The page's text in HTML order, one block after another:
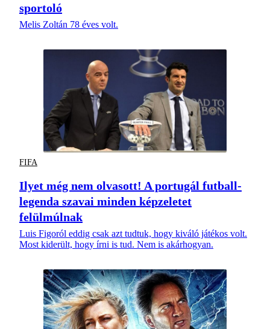
sportoló
Melis Zoltán 78 éves volt.
FIFA
Ilyet még nem olvasott! A portugál futball-
legenda szavai minden képzeletet
felülmúlnak
Luis Figoról eddig csak azt tudtuk, hogy kiváló játékos volt.
Most kiderült, hogy írni is tud. Nem is akárhogyan.